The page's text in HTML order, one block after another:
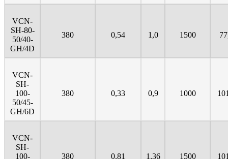
VCN-
SH-80-
50/40-
GH/4D
380 0,54 1,0 1500
VCN-
SH-
100-
50/45-
GH/6D
380 0,33 0,9 1000
VCN-
SH-
100-
380 0,81 1,36 1500